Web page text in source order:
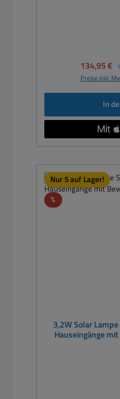
134,95 €
Preise inkl.
In
Nur 5 auf Lager!
%Rabatt
3,2W Solar
Hauseingänge